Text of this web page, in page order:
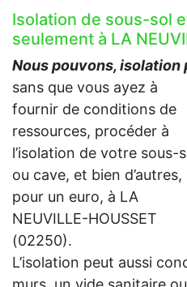
Isolation de sous-sol
seulement à LA
Nous pouvons, isolation
sans que vous ayez à
fournir de conditions de
ressources, procéder à
l’isolation de votre sous-
ou cave, et bien d’autres,
pour un euro, à LA
NEUVILLE-HOUSSET
(02250).
L’isolation peut aussi